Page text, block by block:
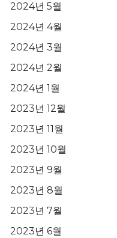
2024년 5월
2024년 4월
2024년 3월
2024년 2월
2024년 1월
2023년 12월
2023년 11월
2023년 10월
2023년 9월
2023년 8월
2023년 7월
2023년 6월